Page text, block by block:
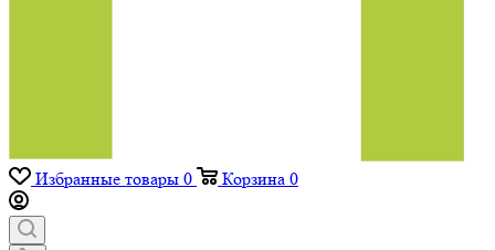
Избранные товары 0 Корзина 0